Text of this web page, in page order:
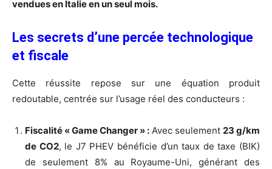
vendues en Italie en un seul mois.
Les secrets d’une percée technologique
et fiscale
Cette réussite repose sur une équation produit
redoutable, centrée sur l’usage réel des conducteurs :
Fiscalité « Game Changer » : Avec seulement 23 g/km
de CO2, le J7 PHEV bénéficie d’un taux de taxe (BIK)
de seulement 8% au Royaume-Uni, générant des